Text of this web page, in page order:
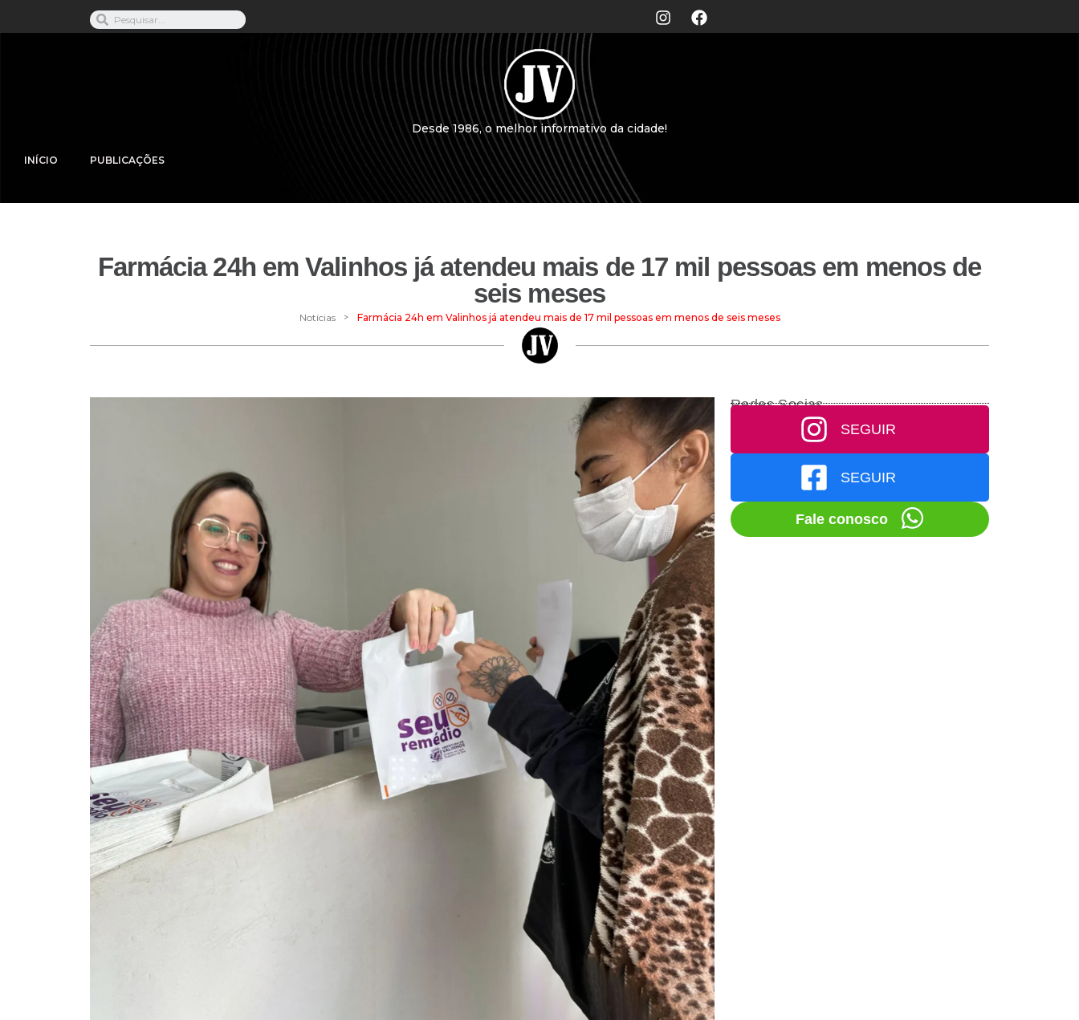
Desde 1986, o melhor informativo da cidade!
INÍCIO PUBLICAÇÕES
Farmácia 24h em Valinhos já atendeu mais de 17 mil pessoas em menos de
seis meses
Notícias > Farmácia 24h em Valinhos já atendeu mais de 17 mil pessoas em menos de seis meses
Redes Socias
SEGUIR
SEGUIR
Fale conosco